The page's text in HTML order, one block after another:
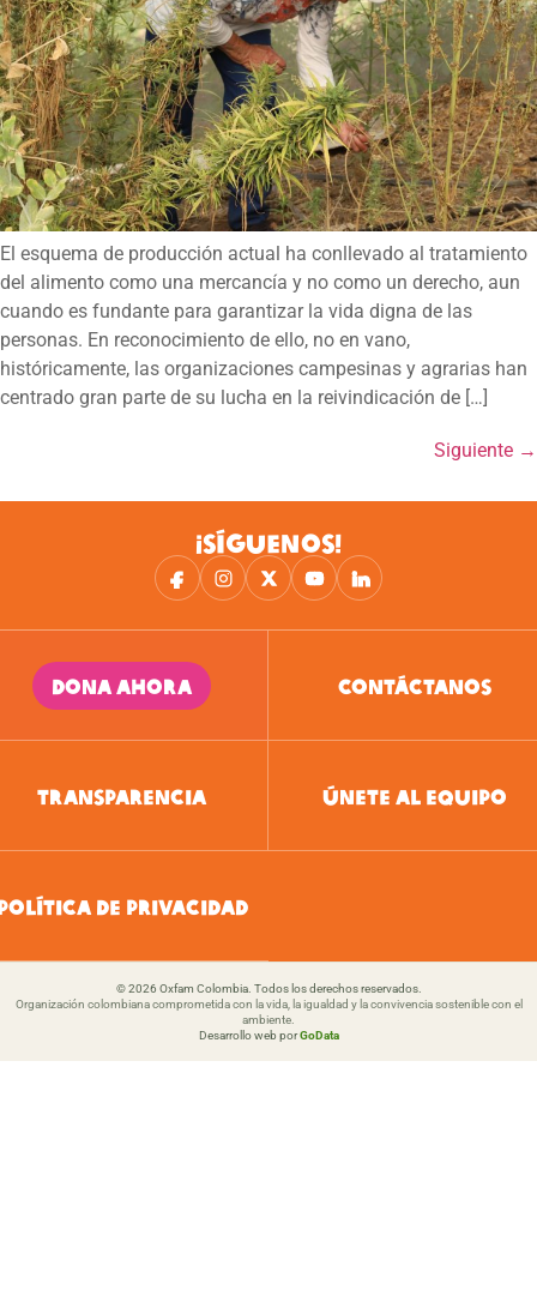
El esquema de producción actual ha conllevado al tratamiento
del alimento como una mercancía y no como un derecho, aun
cuando es fundante para garantizar la vida digna de las
personas. En reconocimiento de ello, no en vano,
históricamente, las organizaciones campesinas y agrarias han
centrado gran parte de su lucha en la reivindicación de […]
Siguiente →
¡SÍGUENOS!
DONA AHORA CONTÁCTANOS
TRANSPARENCIA ÚNETE AL EQUIPO
DE PRIVACIDAD
© 2026 Oxfam Colombia. Todos los derechos reservados.
Organización colombiana comprometida con la vida, la igualdad y la convivencia sostenible con el
ambiente.
Desarrollo web porGoData